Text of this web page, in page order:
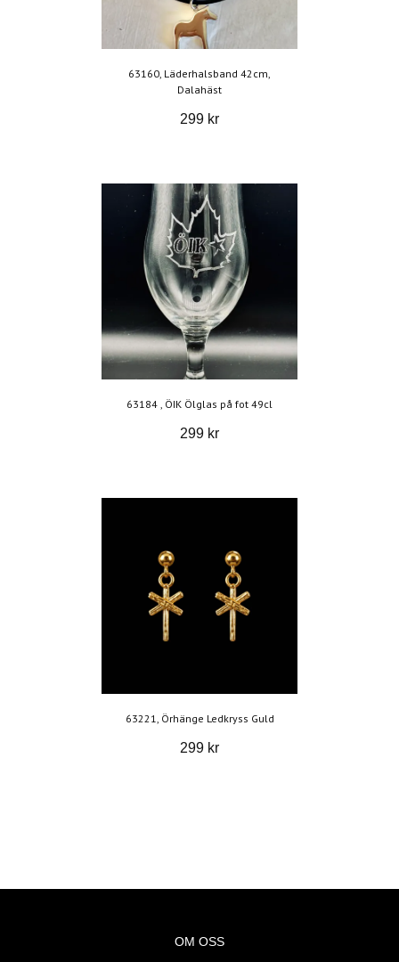
63160, Läderhalsband 42cm,
Dalahäst
299 kr
63184 , ÖIK Ölglas på fot 49cl
299 kr
63221, Örhänge Ledkryss Guld
299 kr
OM OSS